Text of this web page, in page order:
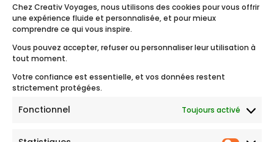
Chez Creativ Voyages, nous utilisons des cookies pour vous offrir
une expérience fluide et personnalisée, et pour mieux
comprendre ce qui vous inspire.
Vous pouvez accepter, refuser ou personnaliser leur utilisation à
tout moment.
Votre confiance est essentielle, et vos données restent
strictement protégées.
Fonctionnel Toujours activé
Crète – Grèce
Santorin – Grèce
Rhodes – Grèce
Les Pouilles – Italie
Polynésie Française
Suivez-nous